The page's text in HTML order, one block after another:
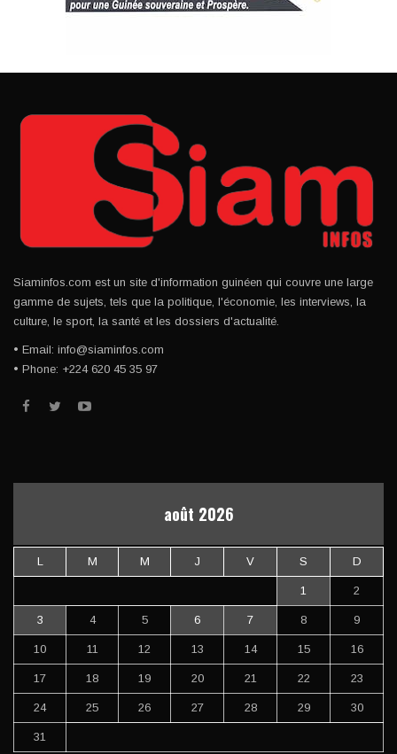
Siaminfos.com est un site d'information guinéen qui couvre une large
gamme de sujets, tels que la politique, l'économie, les interviews, la
culture, le sport, la santé et les dossiers d'actualité.
• Email: info@siaminfos.com
• Phone: +224 620 45 35 97
août 2026
L M M J V S D
1 2
3 4 5 6 7 8 9
10 11 12 13 14 15 16
17 18 19 20 21 22 23
24 25 26 27 28 29 30
31